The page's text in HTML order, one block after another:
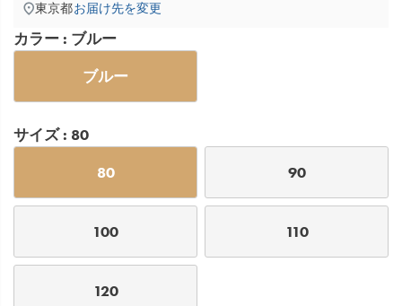
東京都お届け先を変更
カラー ブルー
ブルー
サイズ 80
80 90
100 110
120